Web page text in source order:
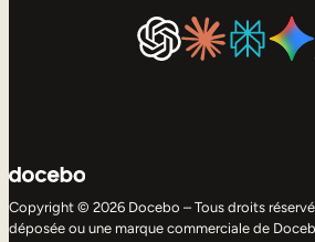
Copyright © 2026 Docebo – Tous droits
déposée ou une marque commerciale de